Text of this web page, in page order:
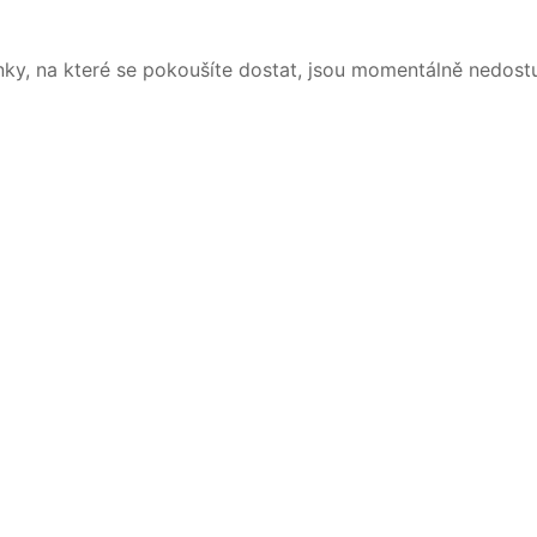
na které se pokoušíte dostat, jsou momentálně